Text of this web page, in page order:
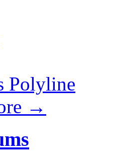
Polyline
→